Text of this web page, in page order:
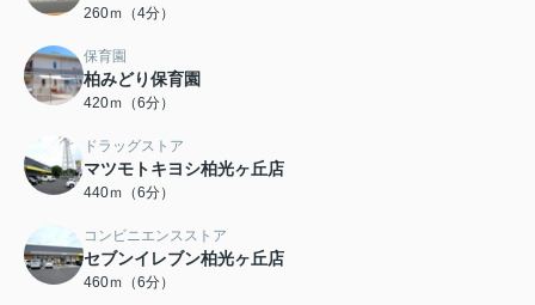
260ｍ（4分）
保育園
柏みどり保育園
420ｍ（6分）
ドラッグストア
マツモトキヨシ柏光ヶ丘店
440ｍ（6分）
コンビニエンスストア
セブンイレブン柏光ヶ丘店
460ｍ（6分）